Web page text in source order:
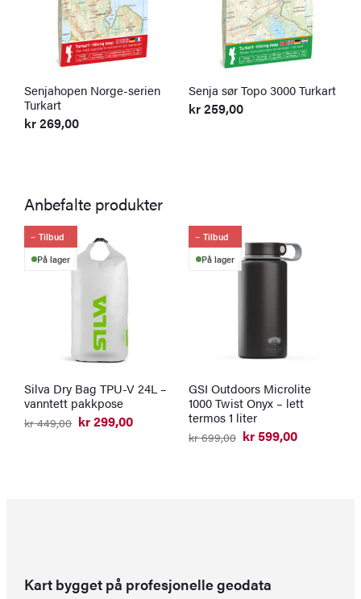
Senjahopen Norge-serien
Turkart
kr269,00
Senja sør Topo 3000 Turkart
kr259,00
Anbefalte produkter
Tilbud
På lager
Silva Dry Bag TPU-V 24L –
vanntett pakkpose
kr449,00
Opprinnelig
kr299,00
Nåværende
Tilbud
På lager
GSI Outdoors Microlite
1000 Twist Onyx – lett
termos 1 liter
kr699,00
Opprinnelig
kr599,00
Nåværende
Kart bygget på profesjonelle geodata